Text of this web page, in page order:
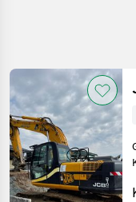
Kategoria 4
AKTUALNA
ŚCIEŻKA
technika
budowlana
Zresetuj